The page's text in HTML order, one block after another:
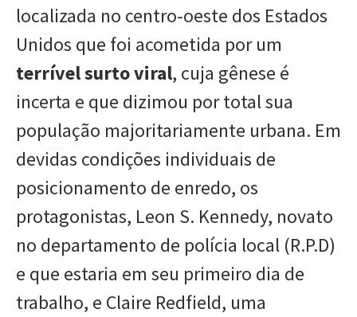
localizada no centro-oeste dos Estados
Unidos que foi acometida por um
terrível surto viral, cuja gênese é
incerta e que dizimou por total sua
população majoritariamente urbana. Em
devidas condições individuais de
posicionamento de enredo, os
protagonistas, Leon S. Kennedy, novato
no departamento de polícia local (R.P.D)
e que estaria em seu primeiro dia de
trabalho, e Claire Redfield, uma